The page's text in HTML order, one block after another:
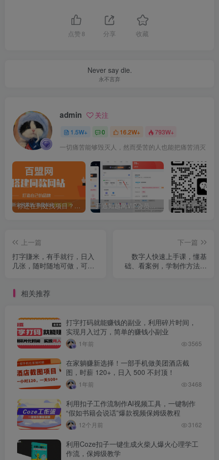
点赞 8 分享 收藏
Never say die.
永不言弃
admin 关注
1.5W+ 0 16.2W+ 793W+
一切痛苦能够毁灭人，然而受苦的人也能把痛苦消灭
你还在到处找项目？还在当韭菜？我靠卖项目一个月收入5万+，曾经我也是个失败者。 开通知越网VIP会员，尊享全站资源免费下载，享70%的推广提成！！【限时五折优惠】
上一篇
打字賺米，有手就行，日入
几张，随时随地可做，可矩
下一篇
数字人快速上手课，懂基
础、看案例，学制作方法，
相关推荐
打字打码就能赚钱的副业，利用碎片时间，
实现月入过万，简单的赚钱小副业
1年前 3565
在家躺赚新选择！一部手机做美团酒店截
图，时薪 120+，日入 500 不封顶！
1年前 3468
利用扣子工作流制作AI视频工具，一键制作
“假如书籍会说话”爆款视频保姆级教程
12个月前 3162
利用Coze扣子一键生成火柴人爆火心理学工
作流，保姆级教学